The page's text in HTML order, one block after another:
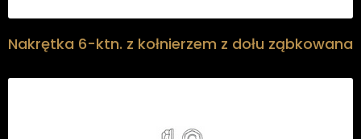
Nakrętka 6-ktn. z kołnierzem z dołu ząbkowana